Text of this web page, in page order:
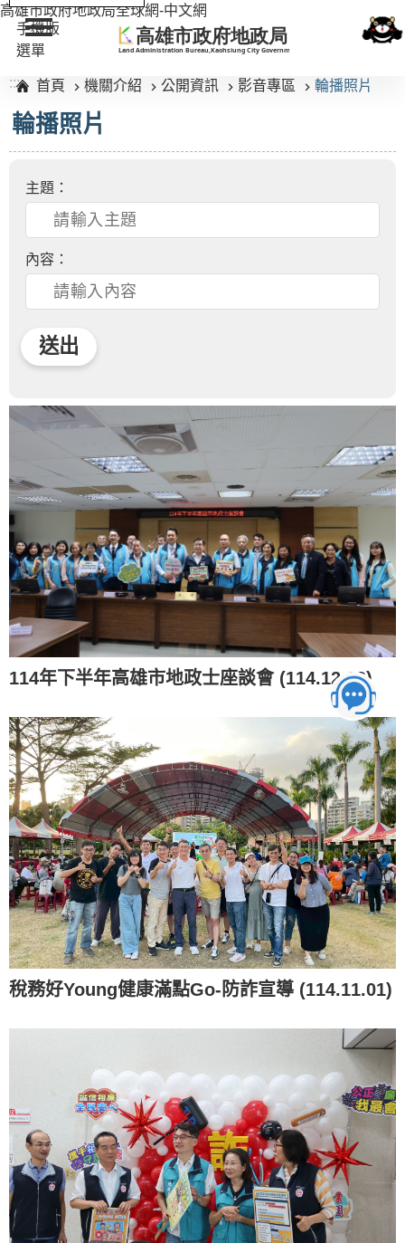
手機版
選單
高雄市政府地政局全球網-中文網
:::
::: 首頁 機關介紹 公開資訊 影音專區 輪播照片
輪播照片
主題：
內容：
查詢完成，共 7 筆資料。
114年下半年高雄市地政士座談會 (114.12.19)
稅務好Young健康滿點Go-防詐宣導 (114.11.01)